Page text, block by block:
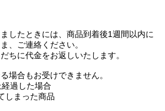
したときには、商品到着後1週間以内に
、ご連絡ください。
ちに代金をお返しいたします。
場合もお受けできません。
過した場合
しまった商品